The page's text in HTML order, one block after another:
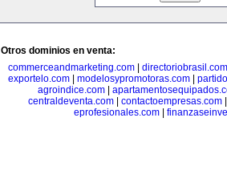
Otros dominios en venta:
commerceandmarketing.com| directoriobrasil.com
exportelo.com
modelosypromotoras.com
agroindice.com
centraldeventa.com
contactoempresas.com
eprofesionales.com